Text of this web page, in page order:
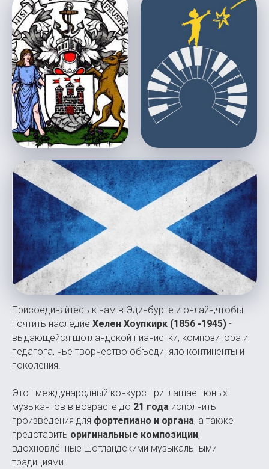
Присоединяйтесь к нам в Эдинбурге и онлайн,чтобы
почтить наследие Хелен Хоупкирк (1856 -1945) -
выдающейся шотландской пианистки, композитора и
педагога, чьё творчество объединяло континенты и
поколения.
Этот международный конкурс приглашает юных
музыкантов в возрасте до 21 года исполнить
произведения для фортепиано и органа, а также
представить оригинальные композиции,
вдохновлённые шотландскими музыкальными
традициями.